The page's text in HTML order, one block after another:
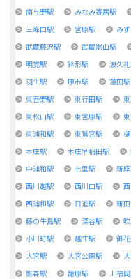
南与野駅
みなみ寄居駅
三峰口駅
宮原駅 み
武蔵藤沢駅
武蔵嵐山駅
明覚駅
鉢形駅 波久
羽生駅
原市駅 蓮田駅
東吾野駅
東行田駅
東松山駅
東宮原駅
東浦和駅
東鷲宮駅
本庄駅
本庄早稲田駅
中浦和駅
七里駅 新
西川越駅
西川口駅
西浦和駅
日進駅 新
藤の牛島駅
深谷駅
小川町駅
越生駅 御
大宮駅
大宮公園駅
影森駅
籠原駅 上福